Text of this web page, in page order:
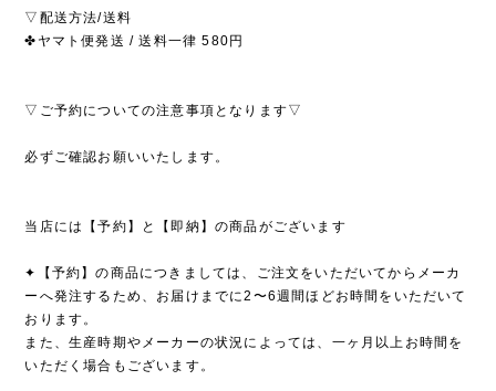
▽配送方法/送料
✤ヤマト便発送 / 送料一律 580円
▽ご予約についての注意事項となります▽
必ずご確認お願いいたします。
当店には【予約】と【即納】の商品がございます
✦【予約】の商品につきましては、ご注文をいただいてからメーカ
ーへ発注するため、お届けまでに2〜6週間ほどお時間をいただいて
おります。
また、生産時期やメーカーの状況によっては、一ヶ月以上お時間を
いただく場合もございます。